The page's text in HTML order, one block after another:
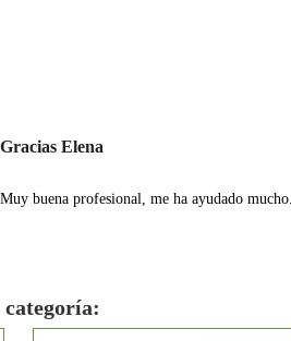
Gracias Elena
Muy buena profesional, me ha ayudado mucho.